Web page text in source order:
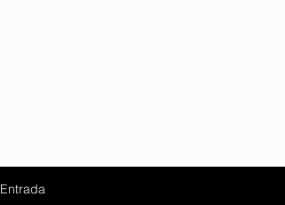
Entrada